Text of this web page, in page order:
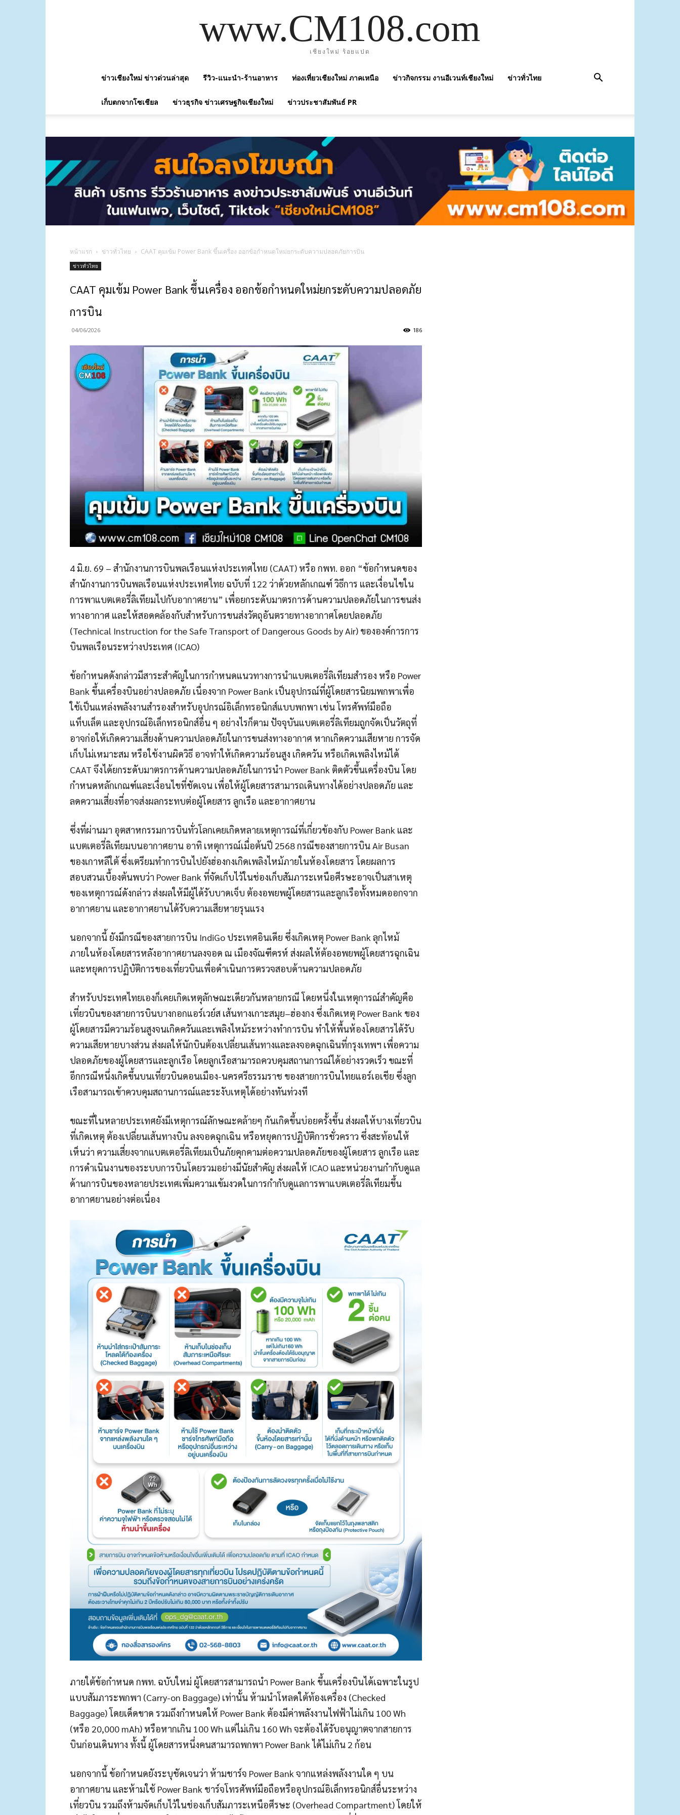
www.CM108.com
เชียงใหม่ ร้อยแปด
ข่าวเชียงใหม่ ข่าวด่วนล่าสุด รีวิว-แนะนำ-ร้านอาหาร ท่องเที่ยวเชียงใหม่ ภาคเหนือ ข่าวกิจกรรม งานอีเวนท์เชียงใหม่ ข่าวทั่วไทย
เก็บตกจากโซเชียล ข่าวธุรกิจ ข่าวเศรษฐกิจเชียงใหม่ ข่าวประชาสัมพันธ์ PR
หน้าแรก ข่าวทั่วไทย CAAT คุมเข้ม Power Bank ขึ้นเครื่อง ออกข้อกำหนดใหม่ยกระดับความปลอดภัยการบิน
ข่าวทั่วไทย
CAAT คุมเข้ม Power Bank ขึ้นเครื่อง ออกข้อกำหนดใหม่ยกระดับความปลอดภัย
การบิน
04/06/2026 186
4 มิ.ย. 69 – สำนักงานการบินพลเรือนแห่งประเทศไทย (CAAT) หรือ กพท. ออก “ข้อกำหนดของ
สำนักงานการบินพลเรือนแห่งประเทศไทย ฉบับที่ 122 ว่าด้วยหลักเกณฑ์ วิธีการ และเงื่อนไขใน
การพาแบตเตอรี่ลิเทียมไปกับอากาศยาน” เพื่อยกระดับมาตรการด้านความปลอดภัยในการขนส่ง
ทางอากาศ และให้สอดคล้องกับสำหรับการขนส่งวัตถุอันตรายทางอากาศโดยปลอดภัย
(Technical Instruction for the Safe Transport of Dangerous Goods by Air) ขององค์การการ
บินพลเรือนระหว่างประเทศ (ICAO)
ข้อกำหนดดังกล่าวมีสาระสำคัญในการกำหนดแนวทางการนำแบตเตอรี่ลิเทียมสำรอง หรือ Power
Bank ขึ้นเครื่องบินอย่างปลอดภัย เนื่องจาก Power Bank เป็นอุปกรณ์ที่ผู้โดยสารนิยมพกพาเพื่อ
ใช้เป็นแหล่งพลังงานสำรองสำหรับอุปกรณ์อิเล็กทรอนิกส์แบบพกพา เช่น โทรศัพท์มือถือ
แท็บเล็ต และอุปกรณ์อิเล็กทรอนิกส์อื่น ๆ อย่างไรก็ตาม ปัจจุบันแบตเตอรี่ลิเทียมถูกจัดเป็นวัตถุที่
อาจก่อให้เกิดความเสี่ยงด้านความปลอดภัยในการขนส่งทางอากาศ หากเกิดความเสียหาย การจัด
เก็บไม่เหมาะสม หรือใช้งานผิดวิธี อาจทำให้เกิดความร้อนสูง เกิดควัน หรือเกิดเพลิงไหม้ได้
CAAT จึงได้ยกระดับมาตรการด้านความปลอดภัยในการนำ Power Bank ติดตัวขึ้นเครื่องบิน โดย
กำหนดหลักเกณฑ์และเงื่อนไขที่ชัดเจน เพื่อให้ผู้โดยสารสามารถเดินทางได้อย่างปลอดภัย และ
ลดความเสี่ยงที่อาจส่งผลกระทบต่อผู้โดยสาร ลูกเรือ และอากาศยาน
ซึ่งที่ผ่านมา อุตสาหกรรมการบินทั่วโลกเคยเกิดหลายเหตุการณ์ที่เกี่ยวข้องกับ Power Bank และ
แบตเตอรี่ลิเทียมบนอากาศยาน อาทิ เหตุการณ์เมื่อต้นปี 2568 กรณีของสายการบิน Air Busan
ของเกาหลีใต้ ซึ่งเตรียมทำการบินไปยังฮ่องกงเกิดเพลิงไหม้ภายในห้องโดยสาร โดยผลการ
สอบสวนเบื้องต้นพบว่า Power Bank ที่จัดเก็บไว้ในช่องเก็บสัมภาระเหนือศีรษะอาจเป็นสาเหตุ
ของเหตุการณ์ดังกล่าว ส่งผลให้มีผู้ได้รับบาดเจ็บ ต้องอพยพผู้โดยสารและลูกเรือทั้งหมดออกจาก
อากาศยาน และอากาศยานได้รับความเสียหายรุนแรง
นอกจากนี้ ยังมีกรณีของสายการบิน IndiGo ประเทศอินเดีย ซึ่งเกิดเหตุ Power Bank ลุกไหม้
ภายในห้องโดยสารหลังอากาศยานลงจอด ณ เมืองจัณฑีครห์ ส่งผลให้ต้องอพยพผู้โดยสารฉุกเฉิน
และหยุดการปฏิบัติการของเที่ยวบินเพื่อดำเนินการตรวจสอบด้านความปลอดภัย
สำหรับประเทศไทยเองก็เคยเกิดเหตุลักษณะเดียวกันหลายกรณี โดยหนึ่งในเหตุการณ์สำคัญคือ
เที่ยวบินของสายการบินบางกอกแอร์เวย์ส เส้นทางเกาะสมุย–ฮ่องกง ซึ่งเกิดเหตุ Power Bank ของ
ผู้โดยสารมีความร้อนสูงจนเกิดควันและเพลิงไหม้ระหว่างทำการบิน ทำให้พื้นห้องโดยสารได้รับ
ความเสียหายบางส่วน ส่งผลให้นักบินต้องเปลี่ยนเส้นทางและลงจอดฉุกเฉินที่กรุงเทพฯ เพื่อความ
ปลอดภัยของผู้โดยสารและลูกเรือ โดยลูกเรือสามารถควบคุมสถานการณ์ได้อย่างรวดเร็ว ขณะที่
อีกกรณีหนึ่งเกิดขึ้นบนเที่ยวบินดอนเมือง-นครศรีธรรมราช ของสายการบินไทยแอร์เอเชีย ซึ่งลูก
เรือสามารถเข้าควบคุมสถานการณ์และระงับเหตุได้อย่างทันท่วงที
ขณะที่ในหลายประเทศยังมีเหตุการณ์ลักษณะคล้ายๆ กันเกิดขึ้นบ่อยครั้งขึ้น ส่งผลให้บางเที่ยวบิน
ที่เกิดเหตุ ต้องเปลี่ยนเส้นทางบิน ลงจอดฉุกเฉิน หรือหยุดการปฏิบัติการชั่วคราว ซึ่งสะท้อนให้
เห็นว่า ความเสี่ยงจากแบตเตอรี่ลิเทียมเป็นภัยคุกคามต่อความปลอดภัยของผู้โดยสาร ลูกเรือ และ
การดำเนินงานของระบบการบินโดยรวมอย่างมีนัยสำคัญ ส่งผลให้ ICAO และหน่วยงานกำกับดูแล
ด้านการบินของหลายประเทศเพิ่มความเข้มงวดในการกำกับดูแลการพาแบตเตอรี่ลิเทียมขึ้น
อากาศยานอย่างต่อเนื่อง
ภายใต้ข้อกำหนด กพท. ฉบับใหม่ ผู้โดยสารสามารถนำ Power Bank ขึ้นเครื่องบินได้เฉพาะในรูป
แบบสัมภาระพกพา (Carry-on Baggage) เท่านั้น ห้ามนำโหลดใต้ท้องเครื่อง (Checked
Baggage) โดยเด็ดขาด รวมถึงกำหนดให้ Power Bank ต้องมีค่าพลังงานไฟฟ้าไม่เกิน 100 Wh
(หรือ 20,000 mAh) หรือหากเกิน 100 Wh แต่ไม่เกิน 160 Wh จะต้องได้รับอนุญาตจากสายการ
บินก่อนเดินทาง ทั้งนี้ ผู้โดยสารหนึ่งคนสามารถพกพา Power Bank ได้ไม่เกิน 2 ก้อน
นอกจากนี้ ข้อกำหนดยังระบุชัดเจนว่า ห้ามชาร์จ Power Bank จากแหล่งพลังงานใด ๆ บน
อากาศยาน และห้ามใช้ Power Bank ชาร์จโทรศัพท์มือถือหรืออุปกรณ์อิเล็กทรอนิกส์อื่นระหว่าง
เที่ยวบิน รวมถึงห้ามจัดเก็บไว้ในช่องเก็บสัมภาระเหนือศีรษะ (Overhead Compartment) โดยให้